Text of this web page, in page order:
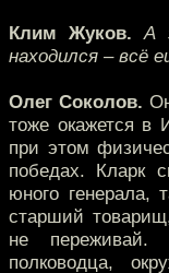
Клим Жуков. А
находился – всё
Олег Соколов.
тоже окажется в
при этом
победах. Кларк
юного генерала,
старший
не переживай.
полководца,